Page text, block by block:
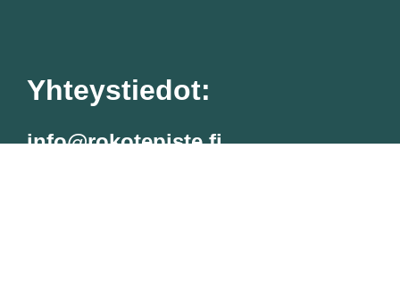
Yhteystiedot:
info@rokotepiste.fi